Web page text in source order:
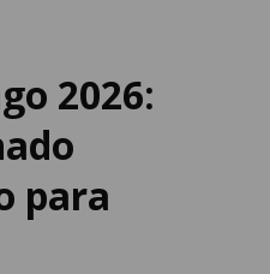
2026:
para